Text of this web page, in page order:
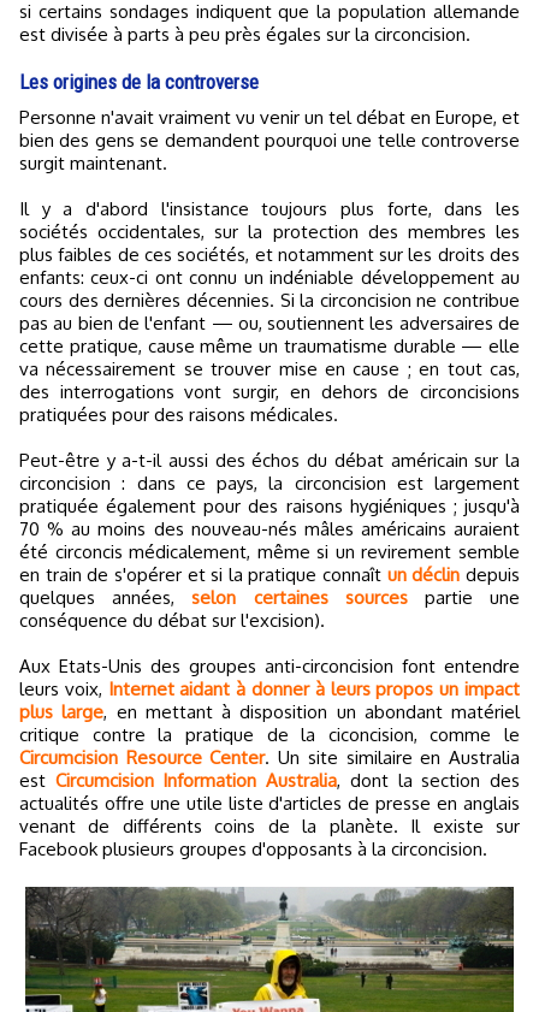
si certains sondages indiquent que la population allemande
est divisée à parts à peu près égales sur la circoncision.
Les origines de la controverse
Personne n'avait vraiment vu venir un tel débat en Europe, et
bien des gens se demandent pourquoi une telle controverse
surgit maintenant.
Il y a d'abord l'insistance toujours plus forte, dans les
sociétés occidentales, sur la protection des membres les
plus faibles de ces sociétés, et notamment sur les droits des
enfants: ceux-ci ont connu un indéniable développement au
cours des dernières décennies. Si la circoncision ne contribue
pas au bien de l'enfant — ou, soutiennent les adversaires de
cette pratique, cause même un traumatisme durable — elle
va nécessairement se trouver mise en cause ; en tout cas,
des interrogations vont surgir, en dehors de circoncisions
pratiquées pour des raisons médicales.
Peut-être y a-t-il aussi des échos du débat américain sur la
circoncision : dans ce pays, la circoncision est largement
pratiquée également pour des raisons hygiéniques ; jusqu'à
70 % au moins des nouveau-nés mâles américains auraient
été circoncis médicalement, même si un revirement semble
en train de s'opérer et si la pratique connaît un déclin depuis
quelques années,selon certaines sourcespartie une
conséquence du débat sur l'excision).
Aux Etats-Unis des groupes anti-circoncision font entendre
leurs voix, Internet aidant à donner à leurs propos un impact
plus large, en mettant à disposition un abondant matériel
critique contre la pratique de la ciconcision, comme le
Circumcision Resource Center. Un site similaire en Australia
est Circumcision Information Australia, dont la section des
actualités offre une utile liste d'articles de presse en anglais
venant de différents coins de la planète. Il existe sur
Facebook plusieurs groupes d'opposants à la circoncision.